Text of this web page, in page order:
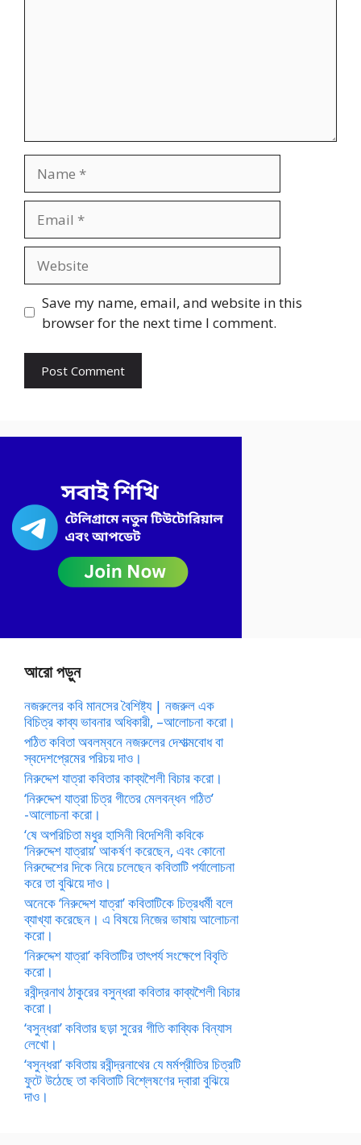
Save my name, email, and website in this
browser for the next time I comment.
আরো পড়ুন
নজরুলের কবি মানসের বৈশিষ্ট্য | নজরুল এক
বিচিত্র কাব্য ভাবনার অধিকারী, –আলোচনা করো।
পঠিত কবিতা অবলম্বনে নজরুলের দেশাত্মবোধ বা
স্বদেশপ্রেমের পরিচয় দাও।
নিরুদ্দেশ যাত্রা কবিতার কাব্যশৈলী বিচার করো।
‘নিরুদ্দেশ যাত্রা চিত্র গীতের মেলবন্ধন গঠিত’
-আলোচনা করো।
‘ষে অপরিচিতা মধুর হাসিনী বিদেশিনী কবিকে
‘নিরুদ্দেশ যাত্রায়’ আকর্ষণ করেছেন, এবং কোনো
নিরুদ্দেশের দিকে নিয়ে চলেছেন কবিতাটি পর্যালোচনা
করে তা বুঝিয়ে দাও।
অনেকে ‘নিরুদ্দেশ যাত্রা’ কবিতাটিকে চিত্রধর্মী বলে
ব্যাখ্যা করেছেন। এ বিষয়ে নিজের ভাষায় আলোচনা
করো।
‘নিরুদ্দেশ যাত্রা’ কবিতাটির তাৎপর্য সংক্ষেপে বিবৃতি
করো।
রবীন্দ্রনাথ ঠাকুরের বসুন্ধরা কবিতার কাব্যশৈলী বিচার
করো।
‘বসুন্ধরা’ কবিতার ছড়া সুরের গীতি কাব্যিক বিন্যাস
লেখো।
‘বসুন্ধরা’ কবিতায় রবীন্দ্রনাথের যে মর্মপ্রীতির চিত্রটি
ফুটে উঠেছে তা কবিতাটি বিশ্লেষণের দ্বারা বুঝিয়ে
দাও।